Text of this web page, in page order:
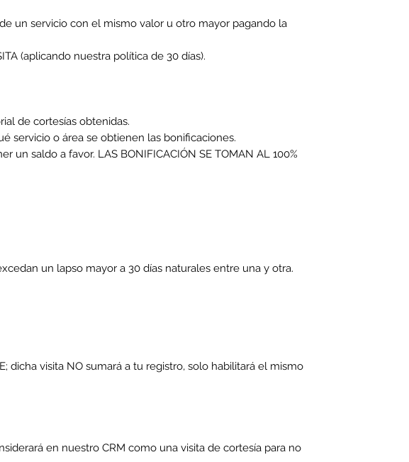
un servicio con el mismo valor u otro mayor pagando la
(aplicando nuestra política de 30 días).
de cortesías obtenidas.
servicio o área se obtienen las bonificaciones.
un saldo a favor. LAS BONIFICACIÓN SE TOMAN AL 100%
un lapso mayor a 30 días naturales entre una y otra.
dicha visita NO sumará a tu registro, solo habilitará el mismo
en nuestro CRM como una visita de cortesía para no